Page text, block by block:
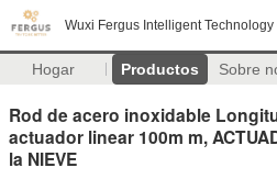
Wuxi Fergus Intelligent Technology
Hogar Productos Sobre
Rod de acero inoxidable
actuador linear 100m m,
la NIEVE